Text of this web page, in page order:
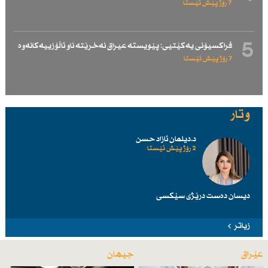
7 رۆژ پێش ئێستا
5 فراكسیۆنی یەكێتیی: پێویستە عیراق نەخرێتە ناو ئاڵۆزییەكانەوە
7 رۆژ پێش ئێستا
وتار
د.دیلمان ئازاد حسن
2 رۆژ پێش ئێستا
دیسان دەست درێژی سێكسی
زیاتر
عێراق جیهان